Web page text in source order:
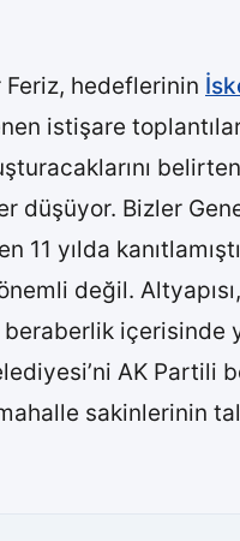
Feriz, hedeflerinin
istişare
düşüyor. Bizler
yılda
değil.
içerisinde
AK
sakinlerinin